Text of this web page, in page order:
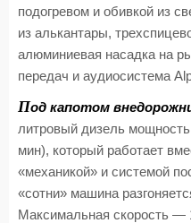
подогревом и обивкой из
из алькантары,
алюминиевая насадка на
передач и аудиосистема
Под капотом
литровый дизель
мин), который работает
«механикой» и системой
«сотни» машина
Максимальная скорость —